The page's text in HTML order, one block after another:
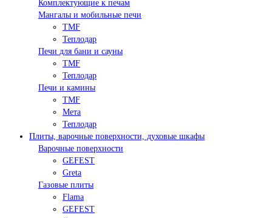
Комплектующие к печам
Мангалы и мобильные печи
TMF
Теплодар
Печи для бани и сауны
TMF
Теплодар
Печи и камины
TMF
Мета
Теплодар
Плиты, варочные поверхности, духовые шкафы
Варочные поверхности
GEFEST
Greta
Газовые плиты
Flama
GEFEST